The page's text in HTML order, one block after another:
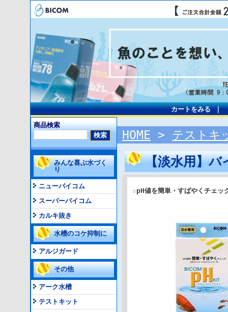
カートをみる｜
商品検索
みんな喜ぶ水づく
り
ニューバイコム
スーパーバイコム
カルキ抜き
水槽のコケ抑制に
アルジガード
その他
アーク水槽
テストキット
HOME > テストキ
【淡水用】
☆pH値を簡単・すばやくチェッ